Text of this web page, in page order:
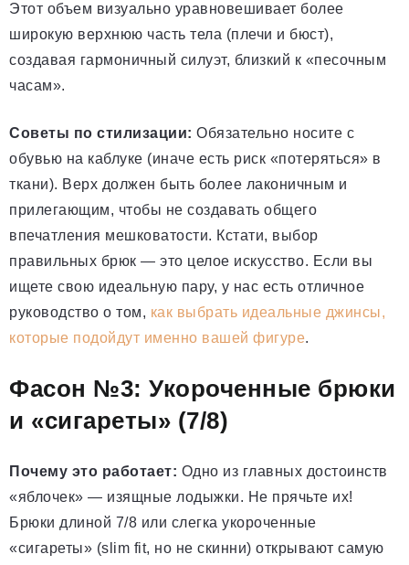
Этот объем визуально уравновешивает более
широкую верхнюю часть тела (плечи и бюст),
создавая гармоничный силуэт, близкий к «песочным
часам».
Советы по стилизации: Обязательно носите с
обувью на каблуке (иначе есть риск «потеряться» в
ткани). Верх должен быть более лаконичным и
прилегающим, чтобы не создавать общего
впечатления мешковатости. Кстати, выбор
правильных брюк — это целое искусство. Если вы
ищете свою идеальную пару, у нас есть отличное
руководство о том, как выбрать идеальные джинсы,
которые подойдут именно вашей фигуре.
Фасон №3: Укороченные брюки
и «сигареты» (7/8)
Почему это работает: Одно из главных достоинств
«яблочек» — изящные лодыжки. Не прячьте их!
Брюки длиной 7/8 или слегка укороченные
«сигареты» (slim fit, но не скинни) открывают самую